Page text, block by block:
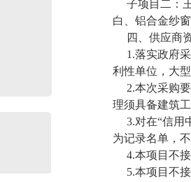
子项目二：
白、铝合金纱
四、供应商
1.落实政府
利性单位，大
2.本次采购
理须具备建筑
3.对在“信用
为记录名单，
4.本项目不
5.本项目不